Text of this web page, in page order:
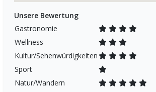
Unsere Bewertung
Gastronomie
Wellness
Kultur/Sehenwürdigkeiten
Sport
Natur/Wandern